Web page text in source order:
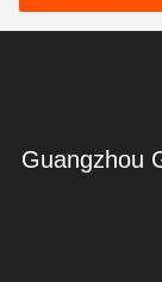
Guangzhou